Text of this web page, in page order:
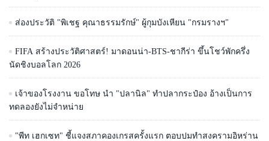
ส่องประวัติ "พิเชฐ คุณาธรรมรักษ์" ผู้กุมบังเหียน "กรมรางฯ"
FIFA สร้างประวัติศาสตร์! มาดอนน่า-BTS-ชากีร่า ขึ้นโชว์พักครึ่ง
นัดชิงบอลโลก 2026
เจ้าของโรงงาน ขอโทษ นำ "ปลานิล" ทำปลากระป๋อง อ้างเป็นการ
ทดลองยังไม่จำหน่าย
"พีท เฮกเซท" ชี้แจงสภาคองเกรสครั้งแรก ตอบปมทำสงครามอิหร่าน